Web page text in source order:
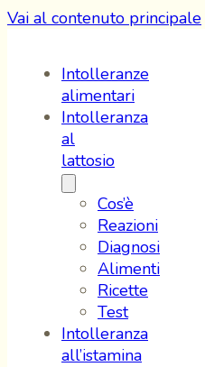
Vai al contenuto principale
Intolleranze
alimentari
Intolleranza
al
lattosio
Cos’è
Reazioni
Diagnosi
Alimenti
Ricette
Test
Intolleranza
all’istamina